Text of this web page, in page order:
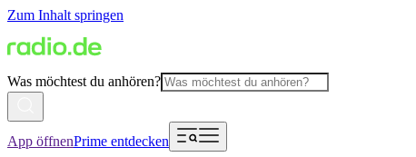
Zum Inhalt springen
Was möchtest du anhören?
App öffnenPrime entdecken